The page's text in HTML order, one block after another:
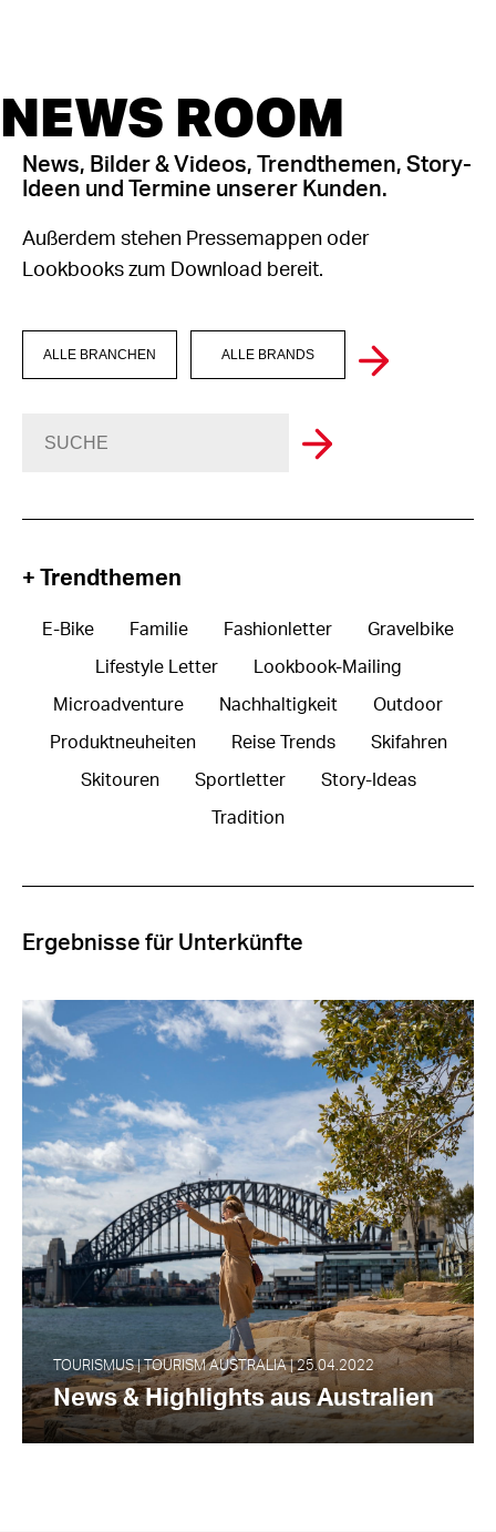
NEWS ROOM
News, Bilder & Videos, Trendthemen, Story-
Ideen und Termine unserer Kunden.
Außerdem stehen Pressemappen oder
Lookbooks zum Download bereit.
ALLE BRANCHEN ALLE BRANDS
+ Trendthemen
E-Bike Familie Fashionletter Gravelbike
Lifestyle Letter Lookbook-Mailing
Microadventure Nachhaltigkeit Outdoor
Produktneuheiten Reise Trends Skifahren
Skitouren Sportletter Story-Ideas
Tradition
Ergebnisse für Unterkünfte
TOURISMUS | TOURISM AUSTRALIA | 25.04.2022
News & Highlights aus Australien